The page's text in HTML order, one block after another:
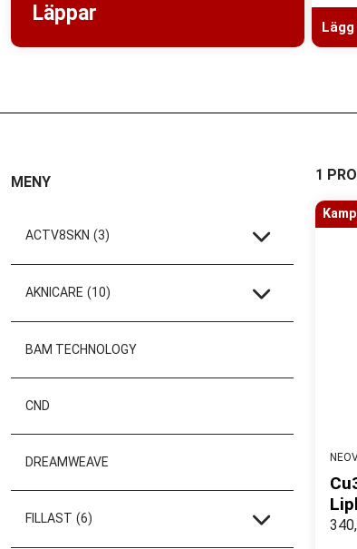
Läppar
MENY
ACTV8SKN (3)
AKNICARE (10)
BAM TECHNOLOGY
CND
DREAMWEAVE
FILLAST (6)
1